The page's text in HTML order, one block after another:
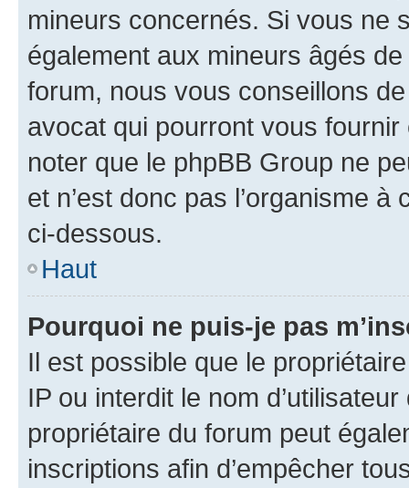
mineurs concernés. Si vous ne
également aux mineurs âgés
forum, nous vous conseillons
avocat qui pourront vous
noter que le phpBB Group ne
et n’est donc pas l’organisme
ci-dessous.
Haut
Pourquoi ne puis-je pas
Il est possible que le
IP ou interdit le nom
propriétaire du forum peut
inscriptions afin d’empêcher